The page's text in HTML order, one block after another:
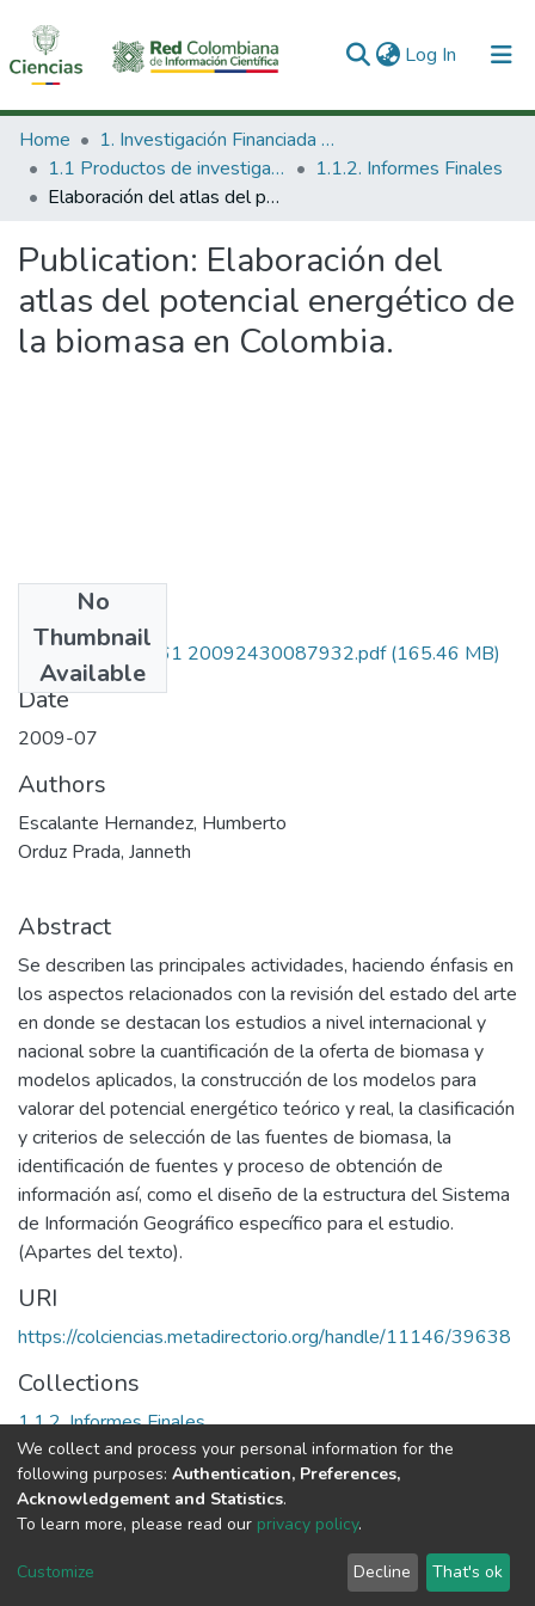
Log In (current)
Communities & Collections
All of DSpace
Home
1. Investigación Financiada con Recursos Públicos
1.1 Productos de investigación
1.1.2. Informes Finales
Elaboración del atlas del potencial energético de la biomasa en Colombia.
Publication: Elaboración del
atlas del potencial energético de
la biomasa en Colombia.
No
Thumbnail
Available
110232719761 20092430087932.pdf(165.46 MB)
Date
2009-07
Authors
Escalante Hernandez, Humberto
Orduz Prada, Janneth
Abstract
Se describen las principales actividades, haciendo énfasis en
los aspectos relacionados con la revisión del estado del arte
en donde se destacan los estudios a nivel internacional y
nacional sobre la cuantificación de la oferta de biomasa y
modelos aplicados, la construcción de los modelos para
valorar del potencial energético teórico y real, la clasificación
y criterios de selección de las fuentes de biomasa, la
identificación de fuentes y proceso de obtención de
información así, como el diseño de la estructura del Sistema
de Información Geográfico específico para el estudio.
(Apartes del texto).
URI
https://colciencias.metadirectorio.org/handle/11146/39638
Collections
1.1.2. Informes Finales
Full item page
DSpace software copyright © 2002-2026
Cookie
End User
Agreement
Send
Feedback
We collect and process your personal information for the
following purposes: Authentication, Preferences,
Acknowledgement and Statistics.
To learn more, please read our privacy policy.
Customize Decline That's ok